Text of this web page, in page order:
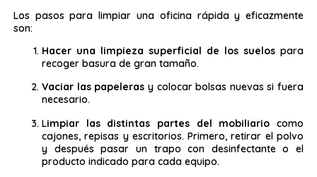
Los pasos para limpiar una oficina rápida y eficazmente
son:
Hacer una limpieza superficial de los suelos para
recoger basura de gran tamaño.
Vaciar las papeleras y colocar bolsas nuevas si fuera
necesario.
Limpiar las distintas partes del mobiliario como
cajones, repisas y escritorios. Primero, retirar el polvo
y después pasar un trapo con desinfectante o el
producto indicado para cada equipo.